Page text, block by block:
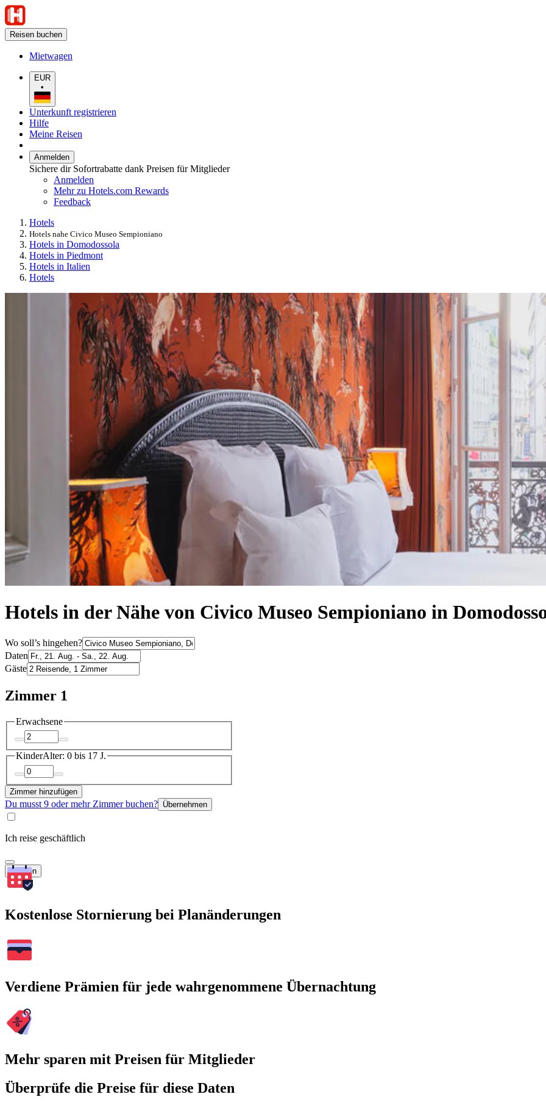
Reisen buchen
Mietwagen
EUR
•
Unterkunft registrieren
Hilfe
Meine Reisen
Anmelden
Sichere dir Sofortrabatte dank Preisen für Mitglieder
Anmelden
Mehr zu Hotels.com Rewards
Feedback
Hotels
Hotels nahe Civico Museo Sempioniano
Hotels in Domodossola
Hotels in Piedmont
Hotels in Italien
Hotels
Hotels in der Nähe von Civico Museo Sempioniano in
Wo soll’s hingehen?
Daten
Gäste
Zimmer 1
Erwachsene
KinderAlter: 0 bis 17 J.
Zimmer hinzufügen
Du musst 9 oder mehr Zimmer buchen? Übernehmen
Ich reise geschäftlich
Suchen
Kostenlose Stornierung bei Planänderungen
Verdiene Prämien für jede wahrgenommene Übernachtung
Mehr sparen mit Preisen für Mitglieder
Überprüfe die Preise für diese Daten